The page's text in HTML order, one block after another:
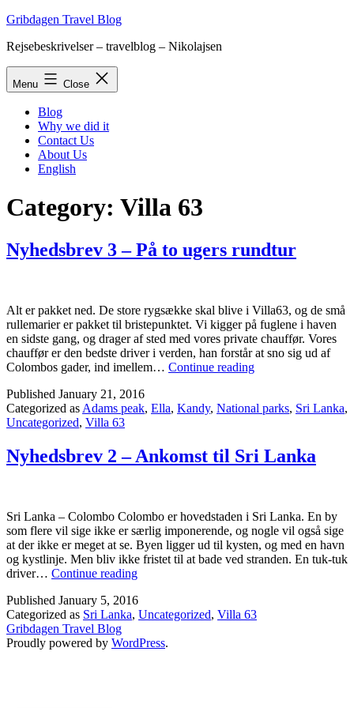
Skip
content
Gribdagen Travel Blog
Rejsebeskrivelser – travelblog – Nikolajsen
Menu Close
Blog
Why we did it
Contact Us
About Us
English
Category: Villa 63
Nyhedsbrev 3 – På to ugers rundtur
Alt er pakket ned. De store rygsække skal blive i Villa63, og de små
rullemarier er pakket til bristepunktet. Vi kigger på fuglene i haven
en sidste gang, og drager af sted med vores private chauffør. Vores
chauffør er den bedste driver i verden, han forstår at sno sig ud af
Colombos gader, ind imellem… Continue readingNyhedsbrev
På
rundtur
Published January 21, 2016
Categorized as Adams peak, Ella, Kandy, National parks, Sri Lanka,
Uncategorized, Villa 63
Nyhedsbrev 2 – Ankomst til Sri Lanka
Sri Lanka – Colombo Colombo er hovedstaden i Sri Lanka. En by
som flere vil sige ikke er særlig imponerende, og nogle vil også sige
at der ikke er meget at se. Byen ligger ud til kysten, og med en havn
og kystlinje. Men bliv ikke fristet til at bade ved stranden. En tuk-tuk
driver… Continue readingNyhedsbrev
–
Ankomst
Sri
Published January 5, 2016
Categorized as Sri Lanka, Uncategorized, Villa 63
Gribdagen Travel Blog
Proudly powered by WordPress.